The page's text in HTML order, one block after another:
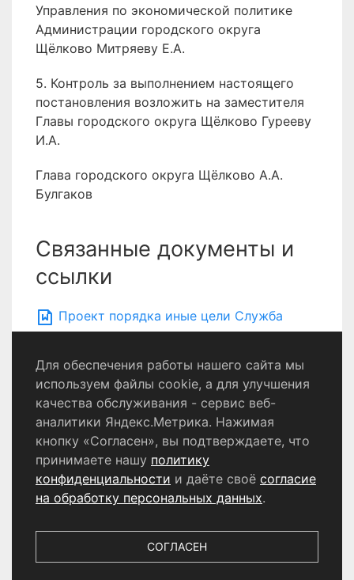
Управления по экономической политике
Администрации городского округа
Щёлково Митряеву Е.А.
5. Контроль за выполнением настоящего
постановления возложить на заместителя
Главы городского округа Щёлково Гурееву
И.А.
Глава городского округа Щёлково А.А.
Булгаков
Связанные документы и
ссылки
Проект порядка иные цели Служба
содержания и благоустройства
Политика конфиденциальности
Согласие на обработку персональных данных
© 2024 - 2026 Сетевое издание «Информационный
портал Щёлково». Свидетельство о регистрации СМИ
Выдано Федеральной службой по надзору в сфере
связи, информационных технологий и массовых
коммуникаций. Учредитель ООО «Телерадиокомпания
Для обеспечения работы нашего сайта мы
используем файлы cookie, а для улучшения
качества обслуживания - сервис веб-
аналитики Яндекс.Метрика. Нажимая
кнопку «Согласен», вы подтверждаете, что
принимаете нашу политику
конфиденциальности и даёте своё согласие
на обработку персональных данных.
СОГЛАСЕН